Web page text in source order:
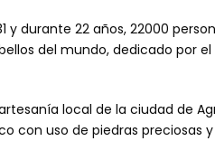
y durante 22 años, 22000
del mundo, dedicado por el
local de la ciudad de
con uso de piedras preciosas